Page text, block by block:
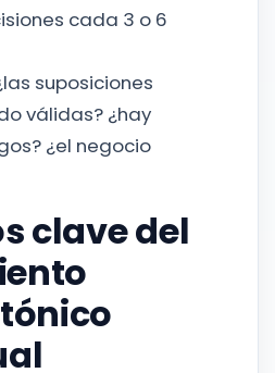
cada 3 o 6
suposiciones
válidas? ¿hay
¿el negocio
clave del